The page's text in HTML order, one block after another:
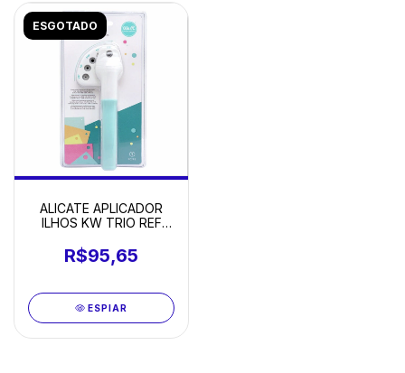
ESGOTADO
ALICATE APLICADOR
ILHOS KW TRIO REF
R$95,65
ESPIAR